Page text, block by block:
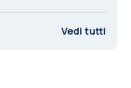
Vedi tutti